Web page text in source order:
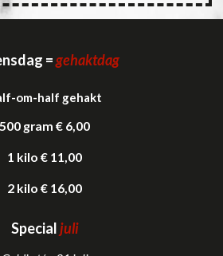
=gehaktdag
om-half gehakt
500 gram € 6,00
1 kilo € 11,00
2 kilo € 16,00
Specialjuli